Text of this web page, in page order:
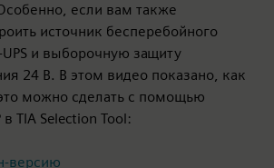
если вам также
источник бесперебойного
UPS и выборочную защиту
24 В. В этом видео показано, как
можно сделать с помощью
TIA Selection Tool:
версию